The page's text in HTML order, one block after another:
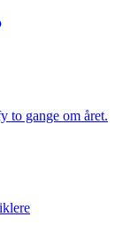
to gange om året.